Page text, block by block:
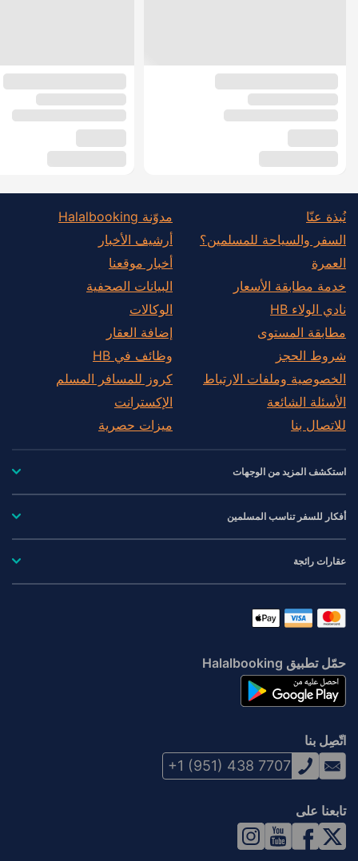
نُبذة عنّا
السفر والسياحة للمسلمين؟
العمرة
خدمة مطابقة الأسعار
نادي الولاء HB
مطابقة المستوى
شروط الحجز
الخصوصية وملفات الارتباط
الأسئلة الشائعة
للاتصال بنا
مدوّنة Halalbooking
أرشيف الأخبار
أخبار موقعنا
البيانات الصحفية
الوكالات
إضافة العقار
وظائف في HB
كروز للمسافر المسلم
الإكسترانت
ميزات حصرية
استكشف المزيد من الوجهات
أفكار للسفر تناسب المسلمين
عقارات رائجة
حمّل تطبيق Halalbooking
اتّصِل بنا
+1 (951) 438 7707
تابعنا على